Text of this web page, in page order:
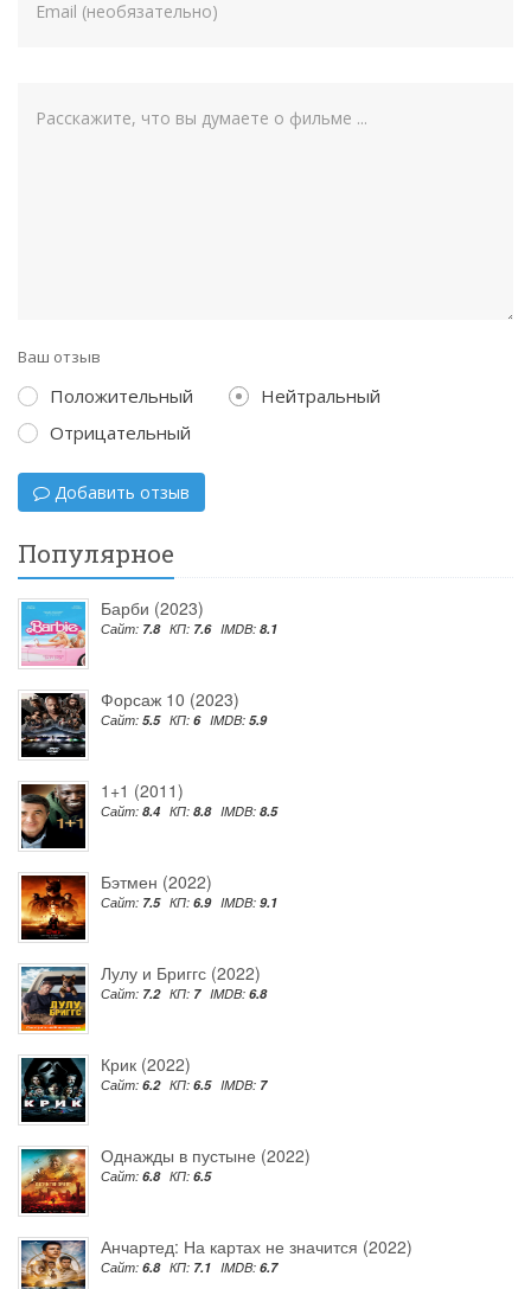
Ваш отзыв
Положительный
Нейтральный
Отрицательный
Добавить отзыв
Популярное
Барби (2023)
Сайт: 7.8 КП: 7.6 IMDB: 8.1
Форсаж 10 (2023)
Сайт: 5.5 КП: 6 IMDB: 5.9
1+1 (2011)
Сайт: 8.4 КП: 8.8 IMDB: 8.5
Бэтмен (2022)
Сайт: 7.5 КП: 6.9 IMDB: 9.1
Лулу и Бриггс (2022)
Сайт: 7.2 КП: 7 IMDB: 6.8
Крик (2022)
Сайт: 6.2 КП: 6.5 IMDB: 7
Однажды в пустыне (2022)
Сайт: 6.8 КП: 6.5
Анчартед: На картах не значится (2022)
Сайт: 6.8 КП: 7.1 IMDB: 6.7